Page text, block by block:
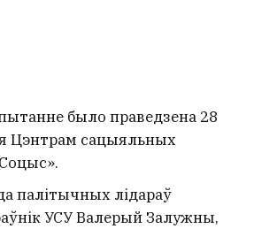
было праведзена 28
Цэнтрам сацыяльных
палітычных лідараў
УСУ Валерый Залужны,